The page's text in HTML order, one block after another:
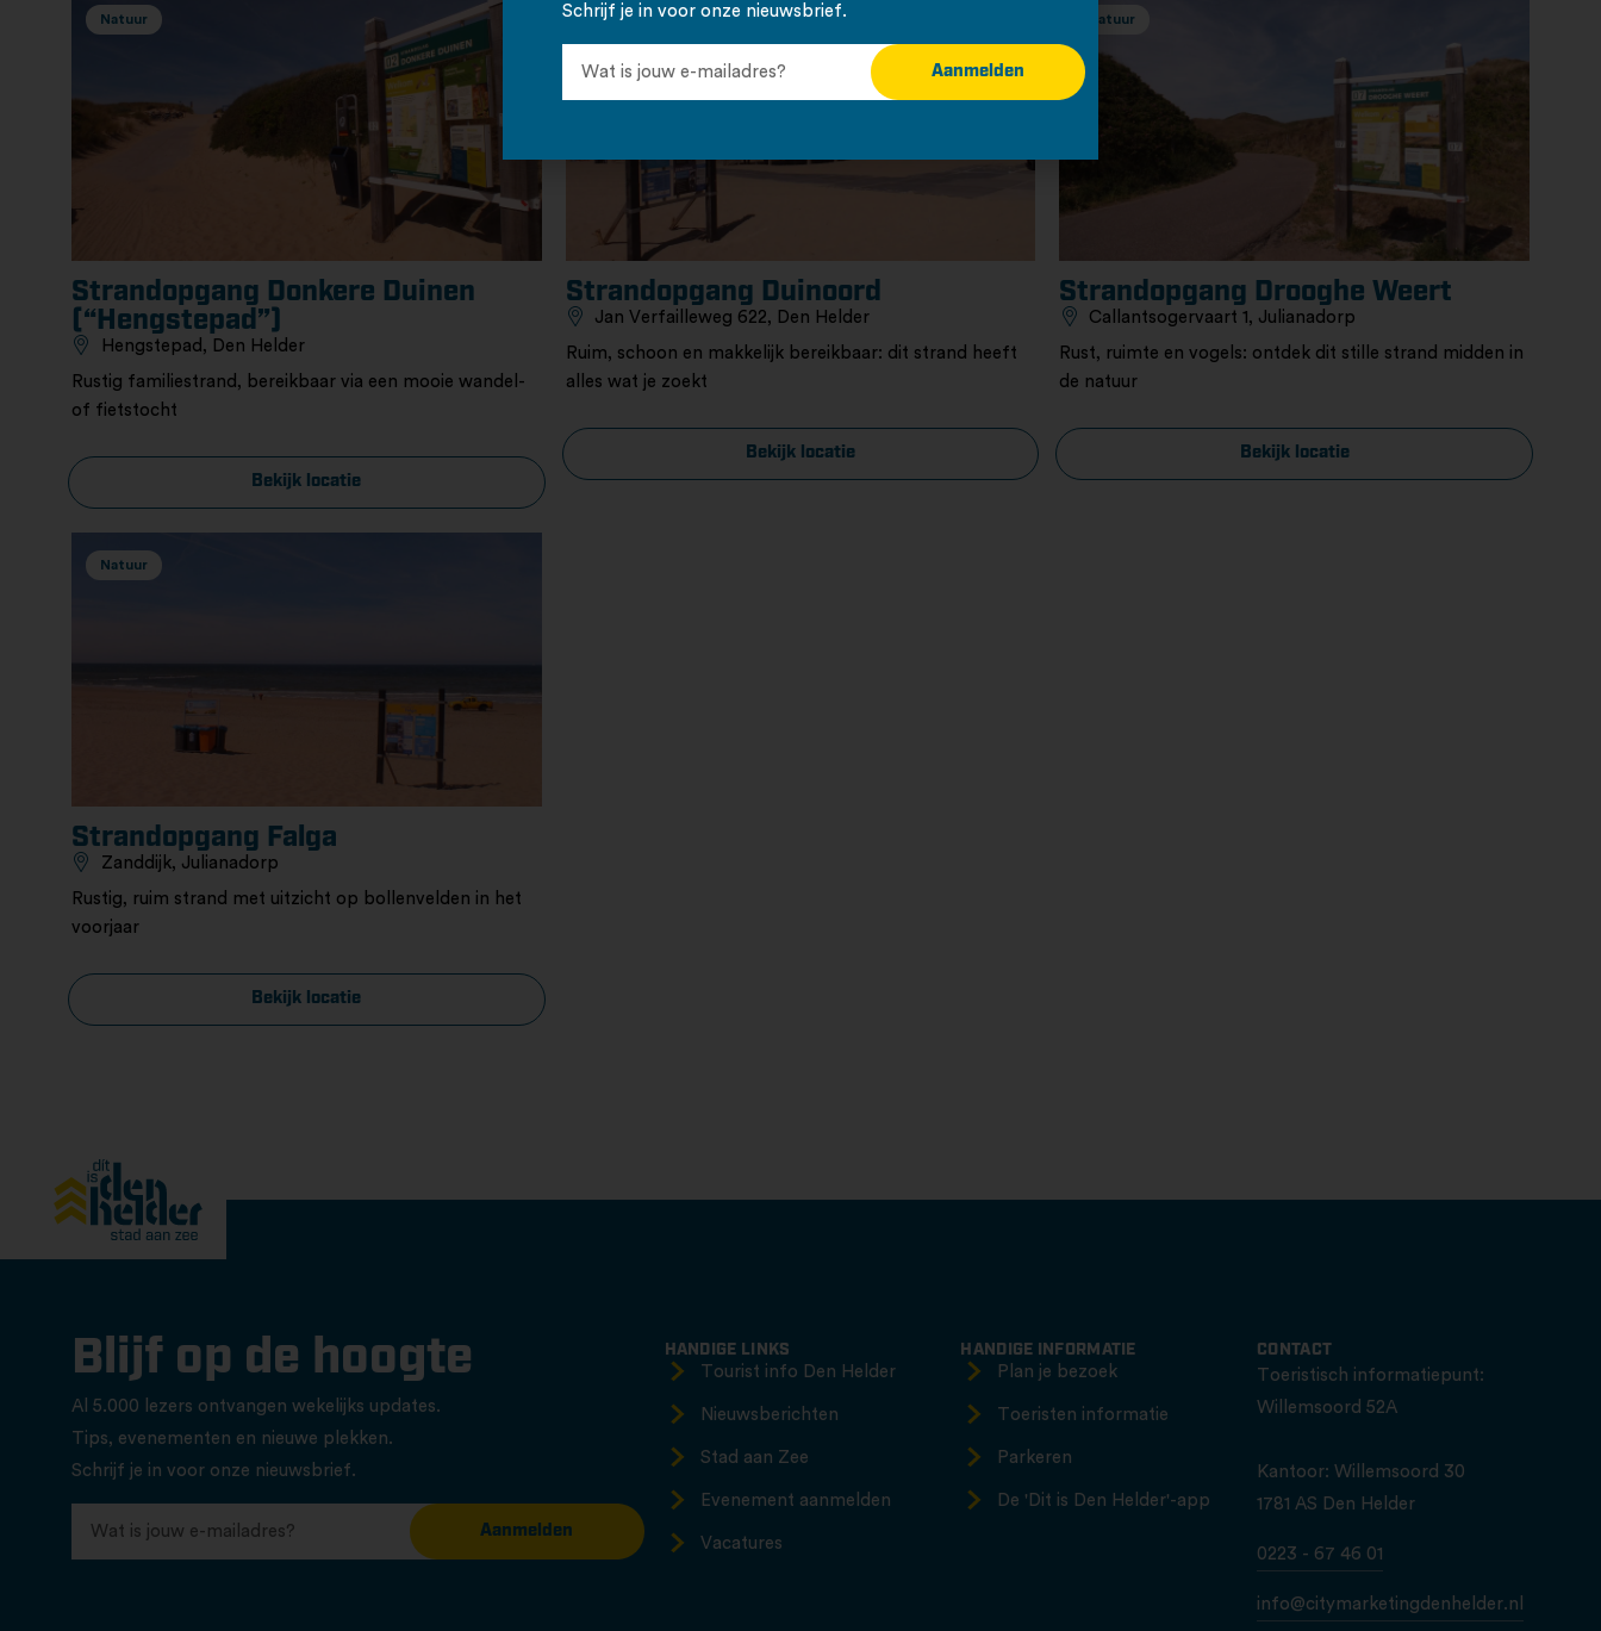
Natuur
Strandopgang Donkere Duinen
(“Hengstepad”)
Hengstepad, Den Helder
Rustig familiestrand, bereikbaar via een mooie wandel-
of fietstocht
Bekijk locatie
Natuur
Strandopgang Duinoord
Jan Verfailleweg 622, Den Helder
Ruim, schoon en makkelijk bereikbaar: dit strand heeft
alles wat je zoekt
Bekijk locatie
Natuur
Strandopgang Drooghe Weert
Callantsogervaart 1, Julianadorp
Rust, ruimte en vogels: ontdek dit stille strand midden in
de natuur
Bekijk locatie
Natuur
Strandopgang Falga
Zanddijk, Julianadorp
Rustig, ruim strand met uitzicht op bollenvelden in het
voorjaar
Bekijk locatie
Blijf op de hoogte
Al 5.000 lezers ontvangen wekelijks updates.
Tips, evenementen en nieuwe plekken.
Schrijf je in voor onze nieuwsbrief.
Aanmelden
HANDIGE LINKS
Tourist info Den Helder
Nieuwsberichten
Stad aan Zee
Evenement aanmelden
Vacatures
HANDIGE INFORMATIE
Plan je bezoek
Toeristen informatie
Parkeren
De 'Dit is Den Helder'-app
CONTACT
Toeristisch informatiepunt:
Willemsoord 52A
Kantoor: Willemsoord 30
1781 AS Den Helder
0223 - 67 46 01
info@citymarketingdenhelder.nl
Schrijf je in voor onze nieuwsbrief.
Aanmelden